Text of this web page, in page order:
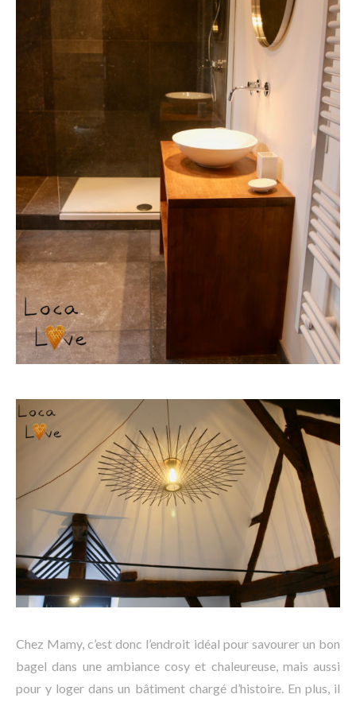
Chez Mamy, c’est donc l’endroit idéal pour savourer un bon
bagel dans une ambiance cosy et chaleureuse, mais aussi
pour y loger dans un bâtiment chargé d’histoire. En plus, il